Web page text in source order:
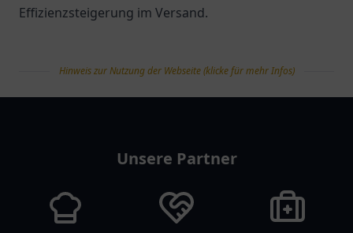
Effizienzsteigerung im Versand.
Hinweis zur Nutzung der Webseite (klicke für mehr Infos)
Unsere Partner